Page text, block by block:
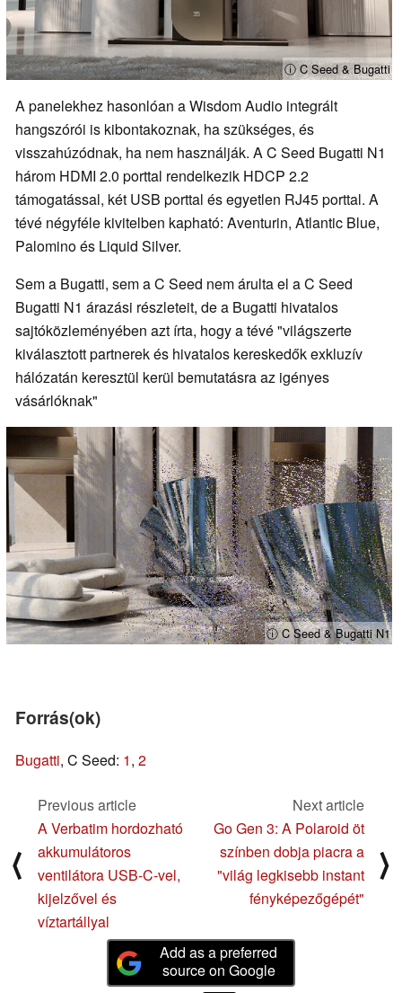
ⓘ C Seed & Bugatti
A panelekhez hasonlóan a Wisdom Audio integrált
hangszórói is kibontakoznak, ha szükséges, és
visszahúzódnak, ha nem használják. A C Seed Bugatti N1
három HDMI 2.0 porttal rendelkezik HDCP 2.2
támogatással, két USB porttal és egyetlen RJ45 porttal. A
tévé négyféle kivitelben kapható: Aventurin, Atlantic Blue,
Palomino és Liquid Silver.
Sem a Bugatti, sem a C Seed nem árulta el a C Seed
Bugatti N1 árazási részleteit, de a Bugatti hivatalos
sajtóközleményében azt írta, hogy a tévé "világszerte
kiválasztott partnerek és hivatalos kereskedők exkluzív
hálózatán keresztül kerül bemutatásra az igényes
vásárlóknak"
ⓘ C Seed & Bugatti N1
Forrás(ok)
Bugatti, C Seed: 1, 2
⟨
Previous article
A Verbatim hordozható
akkumulátoros
ventilátora USB-C-vel,
kijelzővel és
víztartállyal
Next article
Go Gen 3: A Polaroid öt
színben dobja piacra a
"világ legkisebb instant
fényképezőgépét"
⟩
Add as a preferred
source on Google